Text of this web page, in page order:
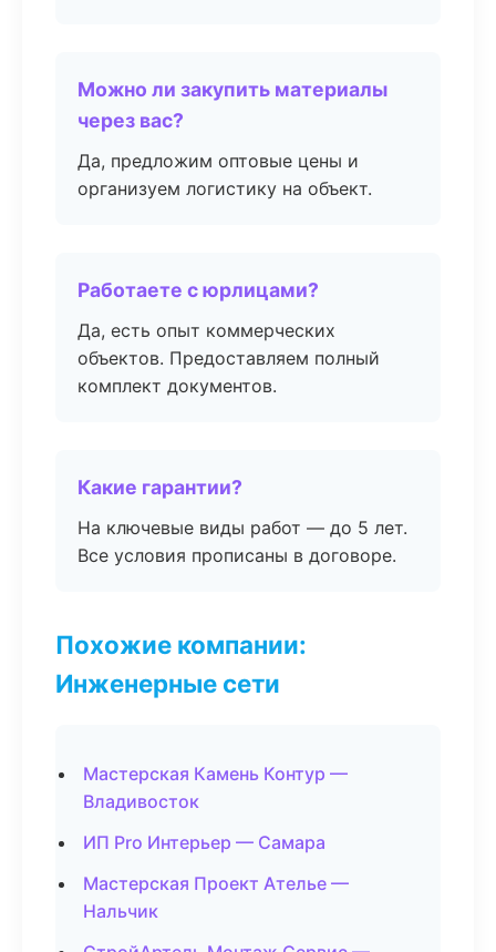
Можно ли закупить материалы
через вас?
Да, предложим оптовые цены и
организуем логистику на объект.
Работаете с юрлицами?
Да, есть опыт коммерческих
объектов. Предоставляем полный
комплект документов.
Какие гарантии?
На ключевые виды работ — до 5 лет.
Все условия прописаны в договоре.
Похожие компании:
Инженерные сети
Мастерская Камень Контур —
Владивосток
ИП Pro Интерьер — Самара
Мастерская Проект Ателье —
Нальчик